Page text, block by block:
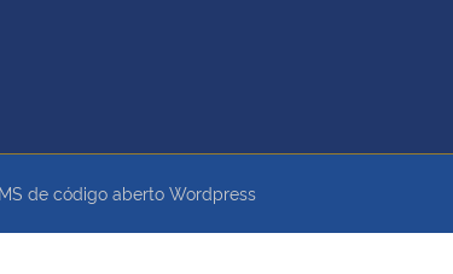
de código aberto Wordpress